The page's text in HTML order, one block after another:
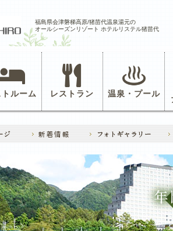
福島県会津磐梯高原/猪苗代温泉湯元の
オールシーズンリゾート ホテルリステル猪苗代
ルーム レストラン 温泉・プール